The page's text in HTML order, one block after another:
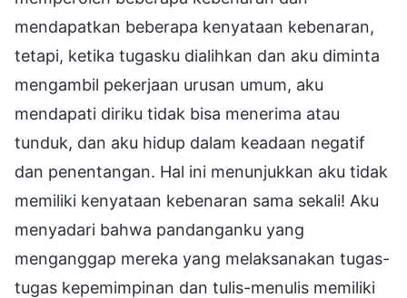
mendapatkan beberapa kenyataan kebenaran,
tetapi, ketika tugasku dialihkan dan aku diminta
mengambil pekerjaan urusan umum, aku
mendapati diriku tidak bisa menerima atau
tunduk, dan aku hidup dalam keadaan negatif
dan penentangan. Hal ini menunjukkan aku tidak
memiliki kenyataan kebenaran sama sekali! Aku
menyadari bahwa pandanganku yang
menganggap mereka yang melaksanakan tugas-
tugas kepemimpinan dan tulis-menulis memiliki